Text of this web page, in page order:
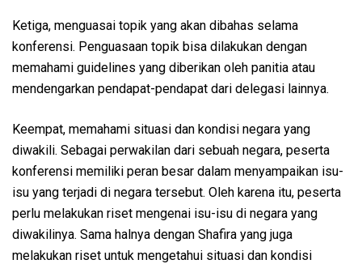
Ketiga, menguasai topik yang akan dibahas selama
konferensi. Penguasaan topik bisa dilakukan dengan
memahami guidelines yang diberikan oleh panitia atau
mendengarkan pendapat-pendapat dari delegasi lainnya.
Keempat, memahami situasi dan kondisi negara yang
diwakili. Sebagai perwakilan dari sebuah negara, peserta
konferensi memiliki peran besar dalam menyampaikan isu-
isu yang terjadi di negara tersebut. Oleh karena itu, peserta
perlu melakukan riset mengenai isu-isu di negara yang
diwakilinya. Sama halnya dengan Shafira yang juga
melakukan riset untuk mengetahui situasi dan kondisi